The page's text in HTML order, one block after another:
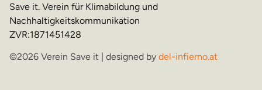
Save it. Verein für Klimabildung und
Nachhaltigkeitskommunikation
ZVR:1871451428
©2026 Verein Save it | designed by del-infierno.at